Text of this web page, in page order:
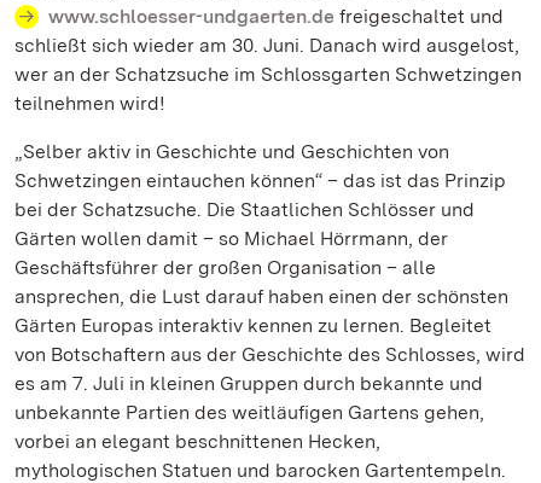
www.schloesser-undgaerten.de freigeschaltet und
schließt sich wieder am 30. Juni. Danach wird ausgelost,
wer an der Schatzsuche im Schlossgarten Schwetzingen
teilnehmen wird!
„Selber aktiv in Geschichte und Geschichten von
Schwetzingen eintauchen können“ – das ist das Prinzip
bei der Schatzsuche. Die Staatlichen Schlösser und
Gärten wollen damit – so Michael Hörrmann, der
Geschäftsführer der großen Organisation – alle
ansprechen, die Lust darauf haben einen der schönsten
Gärten Europas interaktiv kennen zu lernen. Begleitet
von Botschaftern aus der Geschichte des Schlosses, wird
es am 7. Juli in kleinen Gruppen durch bekannte und
unbekannte Partien des weitläufigen Gartens gehen,
vorbei an elegant beschnittenen Hecken,
mythologischen Statuen und barocken Gartentempeln.